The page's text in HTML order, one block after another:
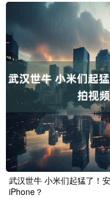
武汉世牛 小米们起猛了！
iPhone？